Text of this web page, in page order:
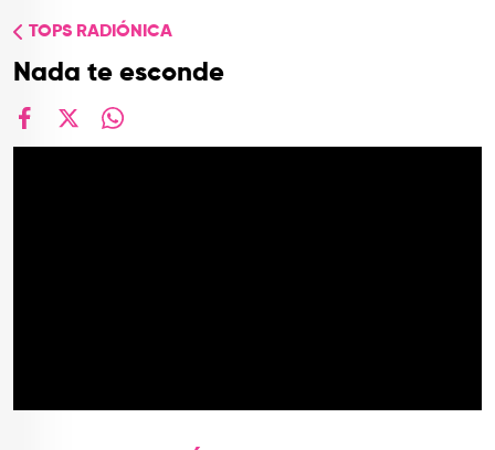
TOPS RADIÓNICA
Nada te esconde
facebook
X whatsapp